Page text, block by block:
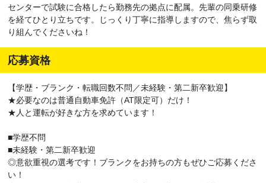
センターで試験に合格したら勤務先の拠点に配属。先輩の同乗研修
を経てひとり立ちです。じっくり丁寧に指導しますので、焦らず取
り組んでくださいね！
応募資格
【学歴・ブランク・転職回数不問／未経験・第二新卒歓迎】
★必要なのは普通自動車免許（AT限定可）だけ！
★人と運転が好きな方を求めています！
■学歴不問
■未経験・第二新卒歓迎
◎意欲重視の選考です！ブランクをお持ちの方もぜひご応募くださ
い！